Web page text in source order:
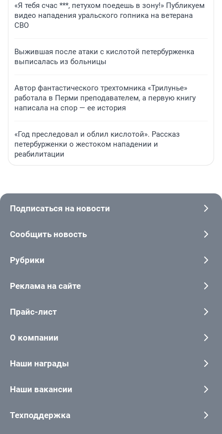
«Я тебя счас ***, петухом поедешь в зону!» Публикуем
видео нападения уральского гопника на ветерана
СВО
Выжившая после атаки с кислотой петербурженка
выписалась из больницы
Автор фантастического трехтомника «Трилунье»
работала в Перми преподавателем, а первую книгу
написала на спор — ее история
«Год преследовал и облил кислотой». Рассказ
петербурженки о жестоком нападении и
реабилитации
Подписаться на новости
Сообщить новость
Рубрики
Реклама на сайте
Прайс-лист
О компании
Наши награды
Наши вакансии
Техподдержка